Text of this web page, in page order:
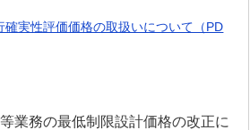
確実性評価価格の取扱いについて（PD
業務の最低制限設計価格の改正に